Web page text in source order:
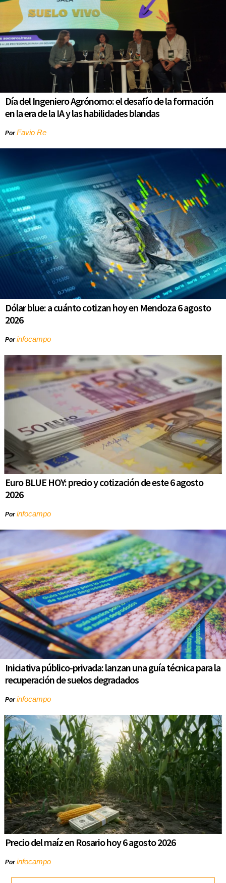
Día del Ingeniero Agrónomo: el desafío de la formación
en la era de la IA y las habilidades blandas
PorFavio Re
Dólar blue: a cuánto cotizan hoy en Mendoza 6 agosto
2026
Porinfocampo
Euro BLUE HOY: precio y cotización de este 6 agosto
2026
Porinfocampo
Iniciativa público-privada: lanzan una guía técnica para la
recuperación de suelos degradados
Porinfocampo
Precio del maíz en Rosario hoy 6 agosto 2026
Porinfocampo